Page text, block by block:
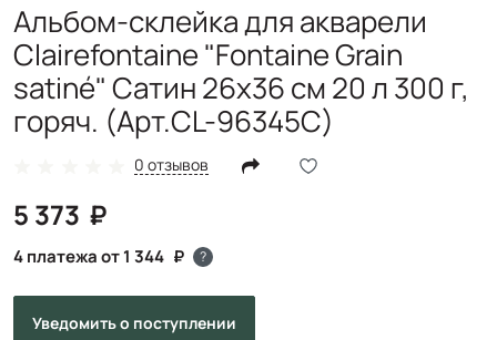
Альбом-склейка для акварели
Clairefontaine "Fontaine Grain
satiné" Сатин 26х36 см 20 л 300 г,
горяч. (Арт.CL-96345C)
0 отзывов
5 373
4 платежа от 1 344 ?
Уведомитьо поступлении